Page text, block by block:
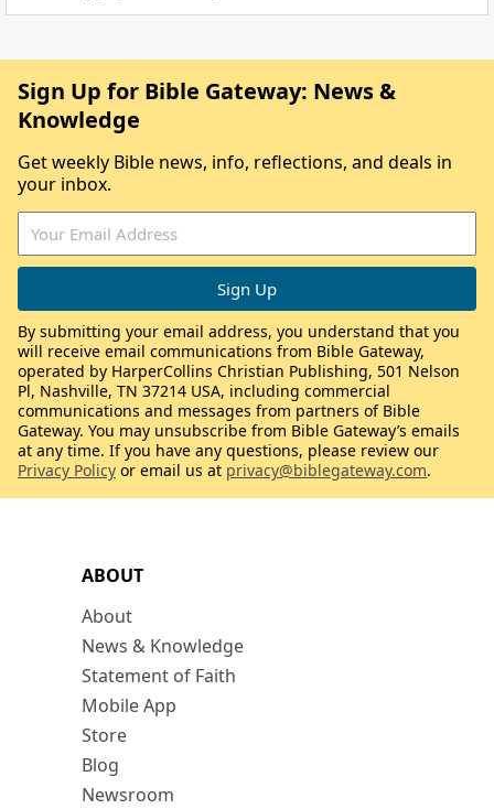
ABOUT
About
News & Knowledge
Statement of Faith
Mobile App
Store
Blog
Newsroom
Sign Up for Bible Gateway: News &
Knowledge
Get weekly Bible news, info, reflections, and deals in
your inbox.
By submitting your email address, you understand that you
will receive email communications from Bible Gateway,
operated by HarperCollins Christian Publishing, 501 Nelson
Pl, Nashville, TN 37214 USA, including commercial
communications and messages from partners of Bible
Gateway. You may unsubscribe from Bible Gateway’s emails
at any time. If you have any questions, please review our
Privacy Policy or email us at privacy@biblegateway.com.